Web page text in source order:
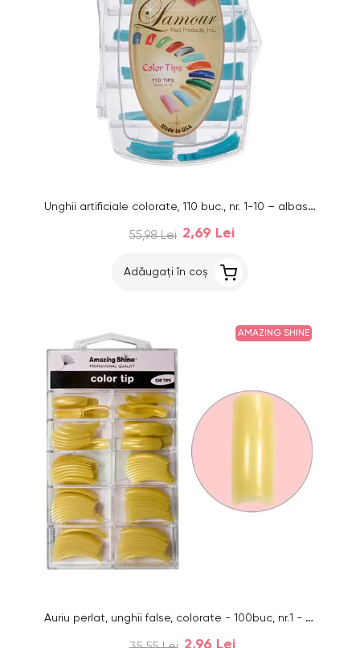
Unghii artificiale colorate, 110 buc., nr. 1-10 – albastru
55,98 Lei 2,69 Lei
Adăugați în coș
AMAZING SHINE
Auriu perlat, unghii false, colorate - 100buc, nr.1 - 10
2,96 Lei